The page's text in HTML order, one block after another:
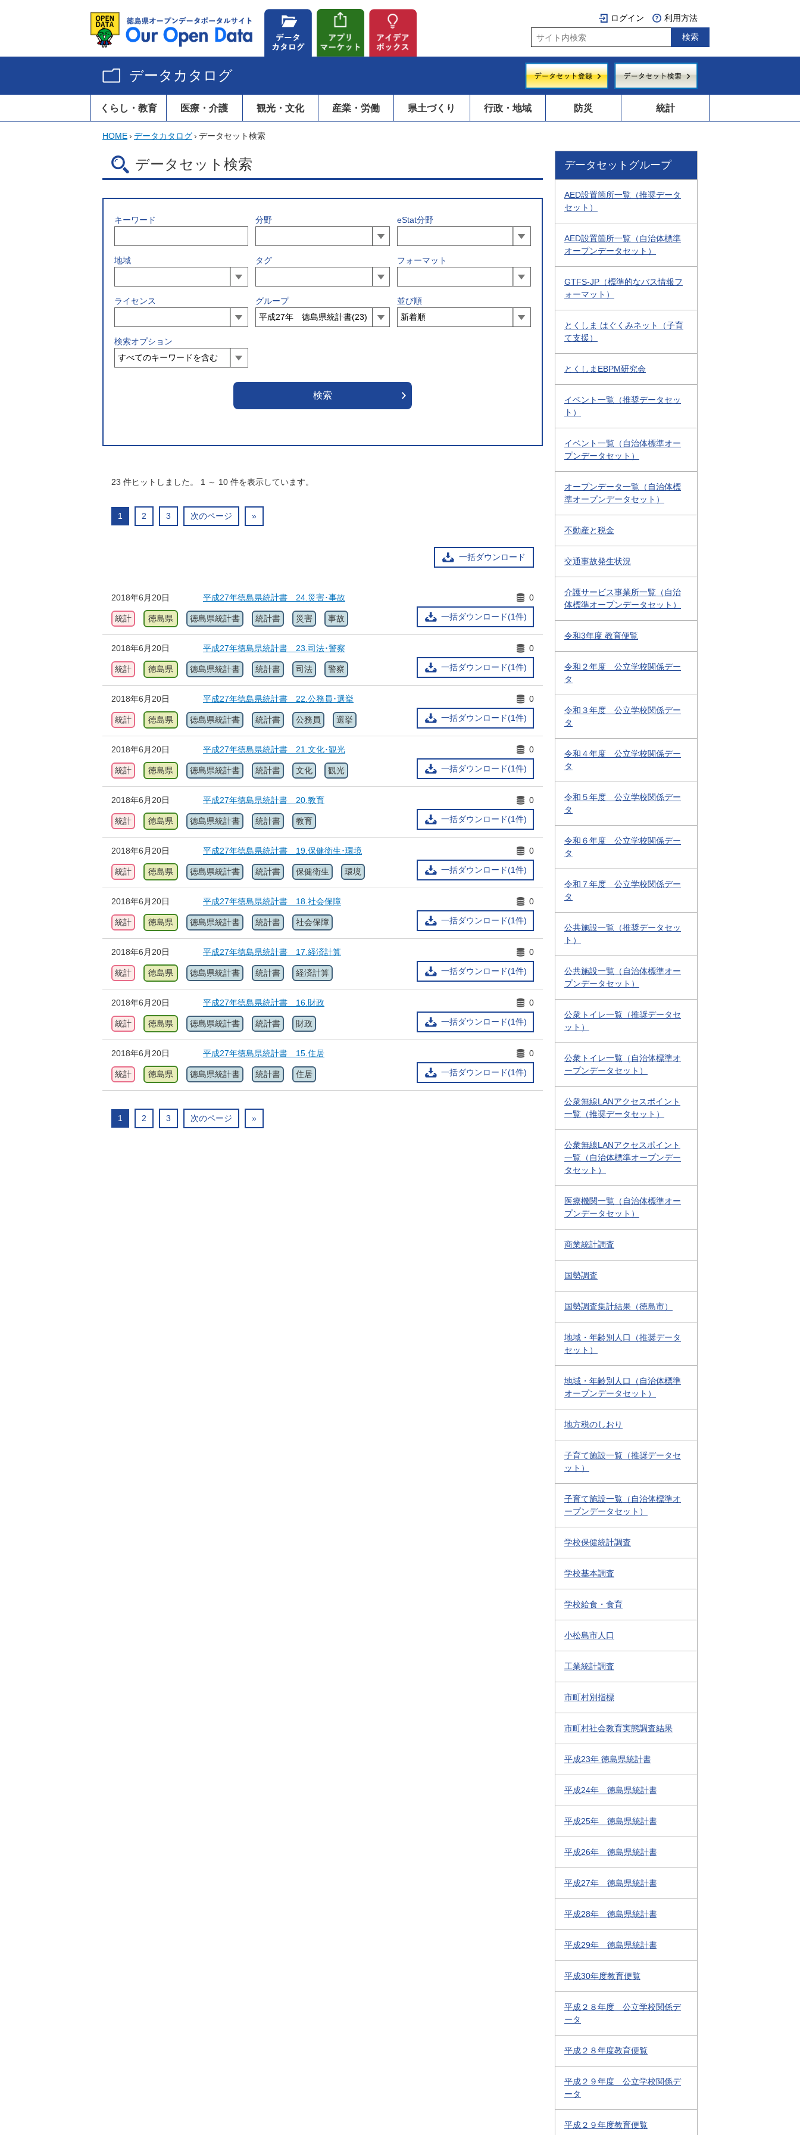
ログイン 利用方法
データカタログ
くらし・教育 医療・介護 観光・文化 産業・労働 県土づくり 行政・地域 防災 統計
HOME› データカタログ› データセット検索
データセット検索
キーワード 分野 eStat分野
地域 タグ フォーマット
ライセンス グループ 並び順
検索オプション
23 件ヒットしました。 1 ～ 10 件を表示しています。
1 2 3 次のページ »
一括ダウンロード
2018年6月20日
平成27年徳島県統計書 24.災害･事故
一括ダウンロード(1件)
0
統計 徳島県 徳島県統計書 統計書 災害 事故
2018年6月20日
平成27年徳島県統計書 23.司法･警察
一括ダウンロード(1件)
0
統計 徳島県 徳島県統計書 統計書 司法 警察
2018年6月20日
平成27年徳島県統計書 22.公務員･選挙
一括ダウンロード(1件)
0
統計 徳島県 徳島県統計書 統計書 公務員 選挙
2018年6月20日
平成27年徳島県統計書 21.文化･観光
一括ダウンロード(1件)
0
統計 徳島県 徳島県統計書 統計書 文化 観光
2018年6月20日
平成27年徳島県統計書 20.教育
一括ダウンロード(1件)
0
統計 徳島県 徳島県統計書 統計書 教育
2018年6月20日
平成27年徳島県統計書 19.保健衛生･環境
一括ダウンロード(1件)
0
統計 徳島県 徳島県統計書 統計書 保健衛生 環境
2018年6月20日
平成27年徳島県統計書 18.社会保障
一括ダウンロード(1件)
0
統計 徳島県 徳島県統計書 統計書 社会保障
2018年6月20日
平成27年徳島県統計書 17.経済計算
一括ダウンロード(1件)
0
統計 徳島県 徳島県統計書 統計書 経済計算
2018年6月20日
平成27年徳島県統計書 16.財政
一括ダウンロード(1件)
0
統計 徳島県 徳島県統計書 統計書 財政
2018年6月20日
平成27年徳島県統計書 15.住居
一括ダウンロード(1件)
0
統計 徳島県 徳島県統計書 統計書 住居
1 2 3 次のページ »
データセットグループ
AED設置箇所一覧（推奨データ
セット）
AED設置箇所一覧（自治体標準
オープンデータセット）
GTFS-JP（標準的なバス情報フ
ォーマット）
とくしま はぐくみネット（子育
て支援）
とくしまEBPM研究会
イベント一覧（推奨データセッ
ト）
イベント一覧（自治体標準オー
プンデータセット）
オープンデータ一覧（自治体標
準オープンデータセット）
不動産と税金
交通事故発生状況
介護サービス事業所一覧（自治
体標準オープンデータセット）
令和3年度 教育便覧
令和２年度 公立学校関係デー
タ
令和３年度 公立学校関係デー
タ
令和４年度 公立学校関係デー
タ
令和５年度 公立学校関係デー
タ
令和６年度 公立学校関係デー
タ
令和７年度 公立学校関係デー
タ
公共施設一覧（推奨データセッ
ト）
公共施設一覧（自治体標準オー
プンデータセット）
公衆トイレ一覧（推奨データセ
ット）
公衆トイレ一覧（自治体標準オ
ープンデータセット）
公衆無線LANアクセスポイント
一覧（推奨データセット）
公衆無線LANアクセスポイント
一覧（自治体標準オープンデー
タセット）
医療機関一覧（自治体標準オー
プンデータセット）
商業統計調査
国勢調査
国勢調査集計結果（徳島市）
地域・年齢別人口（推奨データ
セット）
地域・年齢別人口（自治体標準
オープンデータセット）
地方税のしおり
子育て施設一覧（推奨データセ
ット）
子育て施設一覧（自治体標準オ
ープンデータセット）
学校保健統計調査
学校基本調査
学校給食・食育
小松島市人口
工業統計調査
市町村別指標
市町村社会教育実態調査結果
平成23年 徳島県統計書
平成24年 徳島県統計書
平成25年 徳島県統計書
平成26年 徳島県統計書
平成27年 徳島県統計書
平成28年 徳島県統計書
平成29年 徳島県統計書
平成30年度教育便覧
平成２８年度 公立学校関係デ
ータ
平成２８年度教育便覧
平成２９年度 公立学校関係デ
ータ
平成２９年度教育便覧